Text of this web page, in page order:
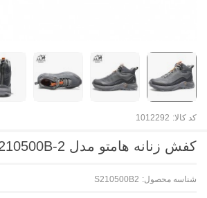
کد کالا: 1012292
کفش زنانه هامتو مدل 210500B-2
شناسه محصول: S210500B2